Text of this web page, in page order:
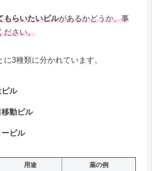
もらいたいピルがあるかどうか、事
ださい。
に3種類に分かれています。
ル
動ピル
ーピル
用途 薬の例